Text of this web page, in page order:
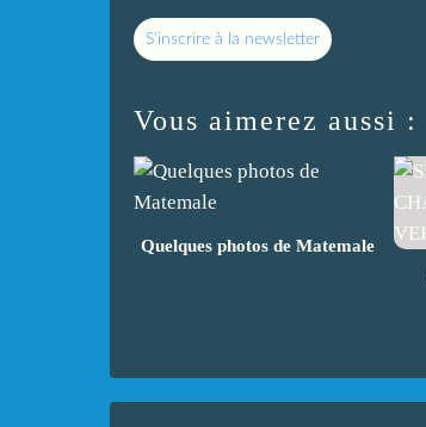
S'inscrire à la newsletter
Vous aimerez aussi :
Quelques photos de Matemale